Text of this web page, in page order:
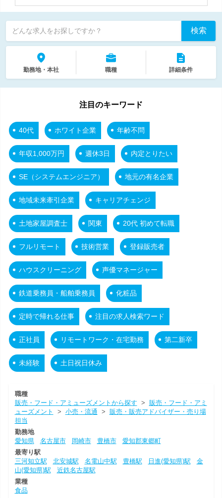
どんな求人をお探しですか？ 検索
勤務地・本社 職種 詳細条件
注目のキーワード
40代 ホワイト企業 年齢不問
年収1,000万円 週休3日 内定とりたい
SE（システムエンジニア） 地元の有名企業
地域未来牽引企業 キャリアチェンジ
土地家屋調査士 関東 20代 初めて転職
フルリモート 技術営業 登録販売者
ハウスクリーニング 声優マネージャー
鉄道乗務員・船舶乗務員 化粧品
定時で帰れる仕事 注目の求人検索ワード
正社員 リモートワーク・在宅勤務 第二新卒
未経験 土日祝日休み
職種
販売・フード・アミューズメントから探す > 販売・フード・アミ
ューズメント
> 小売・流通 > 販売・販売アドバイザー・売り場
担当
勤務地
愛知県
名古屋市 岡崎市 豊橋市
愛知郡東郷町
最寄り駅
三河知立駅
北安城駅 名電山中駅 豊橋駅 日進(愛知県)駅
金
山(愛知県)駅
近鉄名古屋駅
業種
食品